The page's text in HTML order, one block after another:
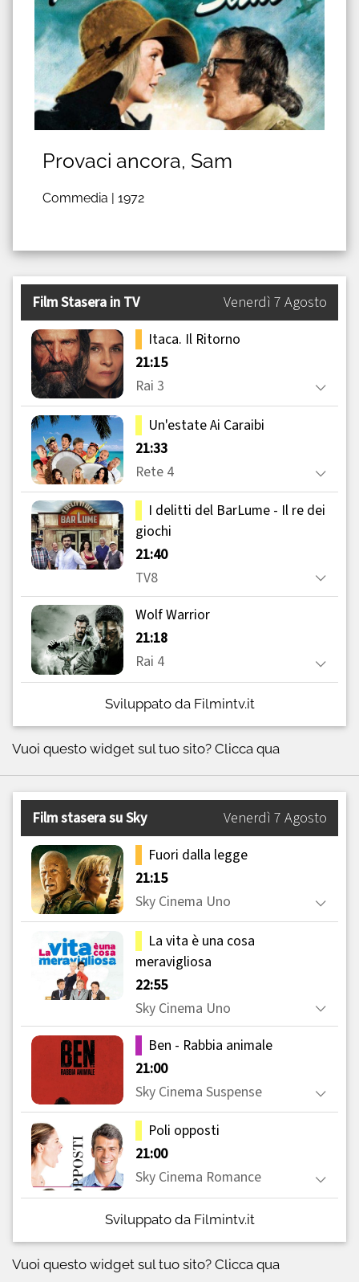
Provaci ancora, Sam
Commedia | 1972
Sviluppato da Filmintv.it
Vuoi questo widget sul tuo sito? Clicca qua
Sviluppato da Filmintv.it
Vuoi questo widget sul tuo sito? Clicca qua